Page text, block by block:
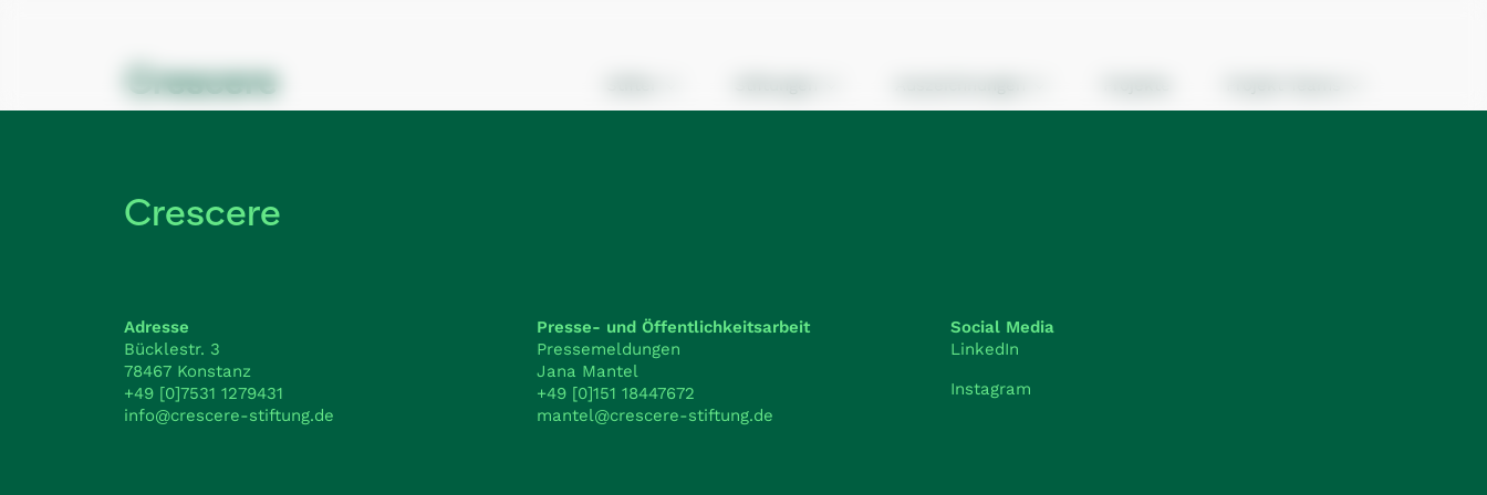
Crescere
Adresse
Bücklestr. 3
78467 Konstanz
+49 [0]7531 1279431
info@crescere-stiftung.de
Presse- und Öffentlichkeitsarbeit
Pressemeldungen
Jana Mantel
+49 [0]151 18447672
mantel@crescere-stiftung.de
Social Media
LinkedIn
Instagram